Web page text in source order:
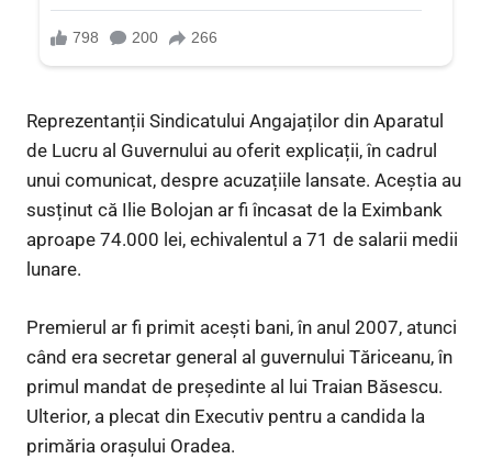
Reprezentanții Sindicatului Angajaților din Aparatul
de Lucru al Guvernului au oferit explicații, în cadrul
unui comunicat, despre acuzațiile lansate. Aceștia au
susținut că Ilie Bolojan ar fi încasat de la Eximbank
aproape 74.000 lei, echivalentul a 71 de salarii medii
lunare.
Premierul ar fi primit acești bani, în anul 2007, atunci
când era secretar general al guvernului Tăriceanu, în
primul mandat de preşedinte al lui Traian Băsescu.
Ulterior, a plecat din Executiv pentru a candida la
primăria oraşului Oradea.